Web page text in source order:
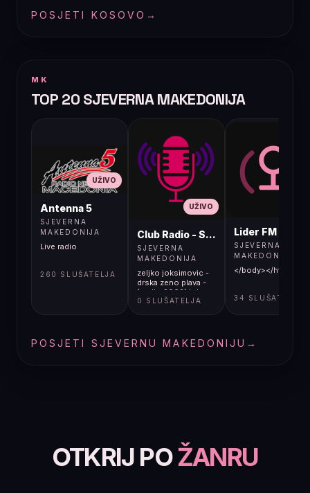
POSJETI KOSOVO →
MK
TOP 20 SJEVERNA MAKEDONIJA
UŽIVO
Antenna 5
SJEVERNA
MAKEDONIJA
Live radio
260 SLUŠATELJA
UŽIVO
Club Radio - Skopje, Mcedonia
SJEVERNA
MAKEDONIJA
zeljko joksimovic -
drska zeno plava -
(audio 2002) hd
0 SLUŠATELJA
Lider FM 107,4
SJEVERNA
MAKEDONIJA
</body></html>
34 SLUŠATELJA
POSJETI SJEVERNU MAKEDONIJU →
OTKRIJ POŽANRU